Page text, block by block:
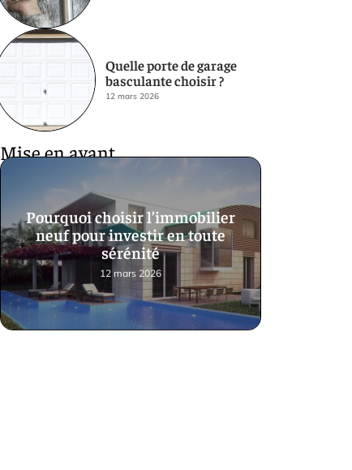
Quelle porte de garage
basculante choisir ?
12 mars 2026
Mise en avant
Pourquoi choisir l’immobilier
neuf pour investir en toute
sérénité
12 mars 2026